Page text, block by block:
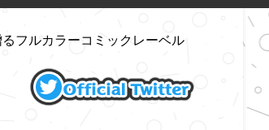
フルカラーコミックレーベル